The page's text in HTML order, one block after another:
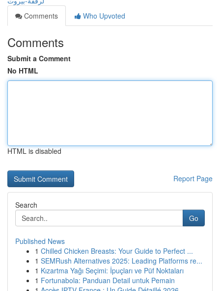
Comments
Who Upvoted
Comments
Submit a Comment
No HTML
HTML is disabled
Report Page
Search
Go
Published News
1 Chilled Chicken Breasts: Your Guide to Perfect ...
1 SEMRush Alternatives 2025: Leading Platforms re...
1 Kızartma Yağı Seçimi: İpuçları ve Püf Noktaları
1 Fortunabola: Panduan Detail untuk Pemain